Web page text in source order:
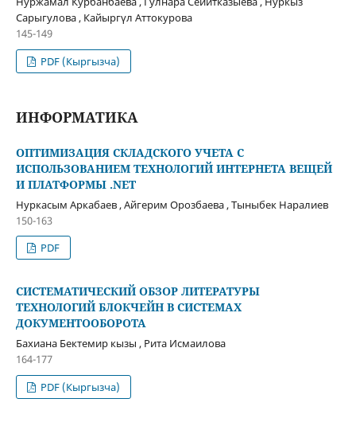
Сарыгулова , Кайыргүл Аттокурова
145-149
PDF (Кыргызча)
ИНФОРМАТИКА
ОПТИМИЗАЦИЯ СКЛАДСКОГО УЧЕТА С
ИСПОЛЬЗОВАНИЕМ ТЕХНОЛОГИЙ ИНТЕРНЕТА ВЕЩЕЙ
И ПЛАТФОРМЫ .NET
Нуркасым Аркабаев , Айгерим Орозбаева , Тыныбек Наралиев
150-163
PDF
СИСТЕМАТИЧЕСКИЙ ОБЗОР ЛИТЕРАТУРЫ
ТЕХНОЛОГИЙ БЛОКЧЕЙН В СИСТЕМАХ
ДОКУМЕНТООБОРОТА
Бахиана Бектемир кызы , Рита Исмаилова
164-177
PDF (Кыргызча)